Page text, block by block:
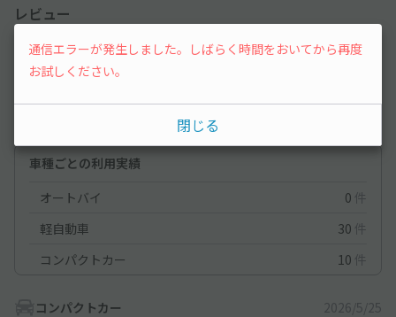
レビュー
5（1件）
5 駐車料金
車種ごとの利用実績
オートバイ
0 件
軽自動車
30 件
コンパクトカー
10 件
コンパクトカー 2026/5/25
通信エラーが発生しました。しばらく時間をおいてから再度
お試しください。
閉じる